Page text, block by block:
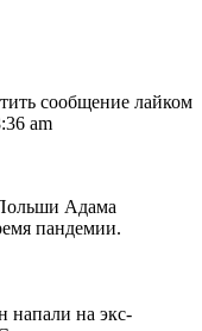
сообщение лайком
am
Адама
пандемии.
напали на экс-